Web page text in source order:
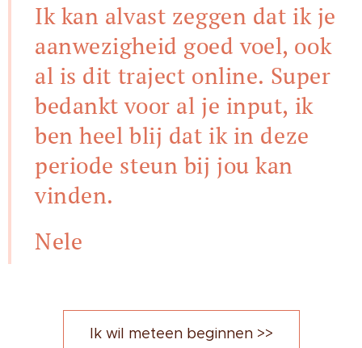
Ik kan alvast zeggen dat ik je
aanwezigheid goed voel, ook
al is dit traject online. Super
bedankt voor al je input, ik
ben heelblij dat ik in deze
periode steun bij jou kan
vinden.
Nele
Ik wil meteen beginnen >>